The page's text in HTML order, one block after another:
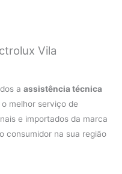
Vila
aassistência técnica
melhor serviço de
e importados da marca
consumidor na sua região